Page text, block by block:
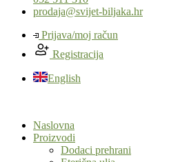
prodaja@svijet-biljaka.hr
Prijava/moj račun
Registracija
English
Naslovna
Proizvodi
Dodaci prehrani